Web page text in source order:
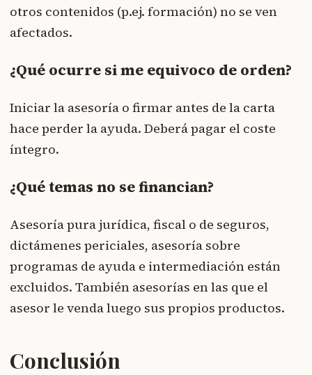
otros contenidos (p.ej. formación) no se ven
afectados.
¿Qué ocurre si me equivoco de orden?
Iniciar la asesoría o firmar antes de la carta
hace perder la ayuda. Deberá pagar el coste
íntegro.
¿Qué temas no se financian?
Asesoría pura jurídica, fiscal o de seguros,
dictámenes periciales, asesoría sobre
programas de ayuda e intermediación están
excluidos. También asesorías en las que el
asesor le venda luego sus propios productos.
Conclusión